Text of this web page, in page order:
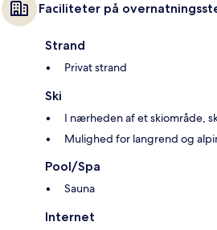
Faciliteter på
Strand
Privat strand
Ski
I nærheden af et skiområde,
Mulighed for langrend og
Pool/Spa
Sauna
Internet